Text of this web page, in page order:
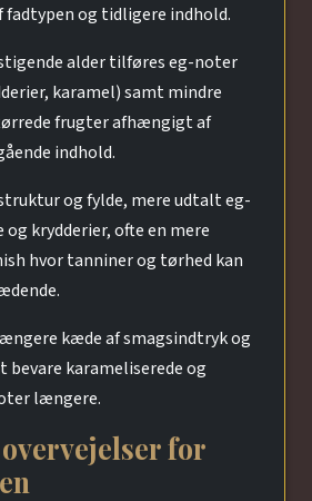
og tidligere indhold.
alder tilføres eg-noter
karamel) samt mindre
frugter afhængigt af
indhold.
og fylde, mere udtalt eg-
krydderier, ofte en mere
hvor tanniner og tørhed kan
kæde af smagsindtryk og
bevare karameliserede og
længere.
for